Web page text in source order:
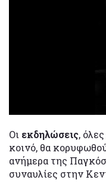
Οι εκδηλώσεις,
κοινό, θα
ανήμερα της
συναυλίες στην